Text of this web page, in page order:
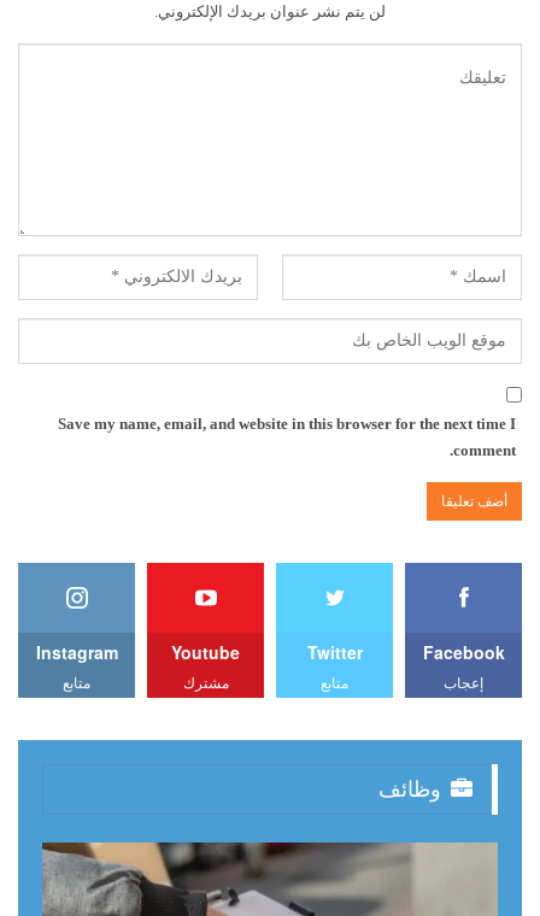
لن يتم نشر عنوان بريدك الإلكتروني.
Save my name, email, and website in this browser for the next time I
comment.
Facebook
إعجاب
Twitter
متابع
Youtube
مشترك
Instagram
متابع
وظائف